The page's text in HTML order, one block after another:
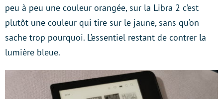
peu à peu une couleur orangée, sur la Libra 2 c’est
plutôt une couleur qui tire sur le jaune, sans qu’on
sache trop pourquoi. L’essentiel restant de contrer la
lumière bleue.